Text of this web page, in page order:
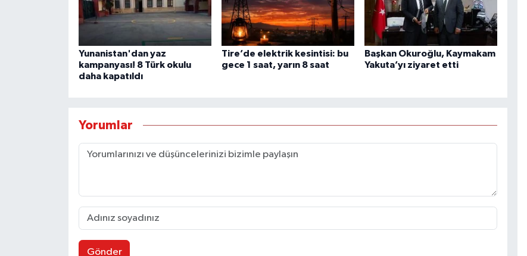
Yunanistan'dan yaz
kampanyası! 8 Türk okulu
daha kapatıldı
Tire’de elektrik kesintisi: bu
gece 1 saat, yarın 8 saat
Başkan Okuroğlu, Kaymakam
Yakuta’yı ziyaret etti
Yorumlar
Gönder